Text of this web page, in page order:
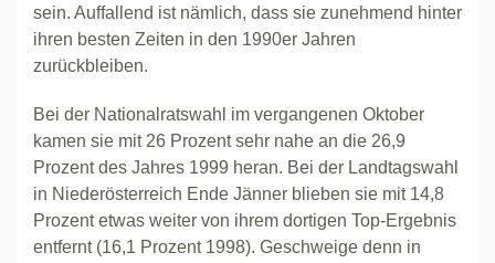
sein. Auffallend ist nämlich, dass sie zunehmend hinter
ihren besten Zeiten in den 1990er Jahren
zurückbleiben.
Bei der Nationalratswahl im vergangenen Oktober
kamen sie mit 26 Prozent sehr nahe an die 26,9
Prozent des Jahres 1999 heran. Bei der Landtagswahl
in Niederösterreich Ende Jänner blieben sie mit 14,8
Prozent etwas weiter von ihrem dortigen Top-Ergebnis
entfernt (16,1 Prozent 1998). Geschweige denn in